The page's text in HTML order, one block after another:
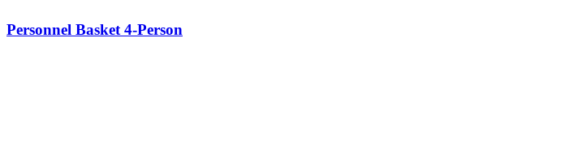
Personnel Basket 4-Person